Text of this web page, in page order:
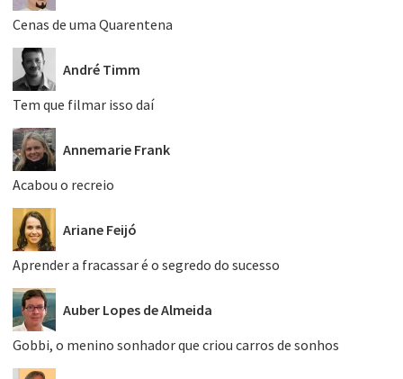
Cenas de uma Quarentena
André Timm
Tem que filmar isso daí
Annemarie Frank
Acabou o recreio
Ariane Feijó
Aprender a fracassar é o segredo do sucesso
Auber Lopes de Almeida
Gobbi, o menino sonhador que criou carros de sonhos